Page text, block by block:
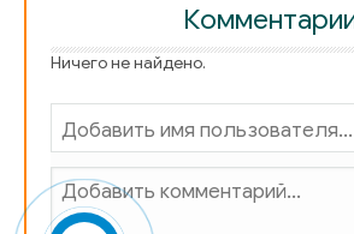
Ничего не найдено.